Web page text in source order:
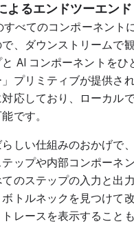
よるエンドツーエン
すべてのコンポーネント
、ダウンストリームで
AI コンポーネントを
」プリミティブが提供さ
対応しており、ローカル
です。
らしい仕組みのおかげで
テップや内部コンポーネ
のステップの入力と出
ボトルネックを見つけて
レースを表示することも